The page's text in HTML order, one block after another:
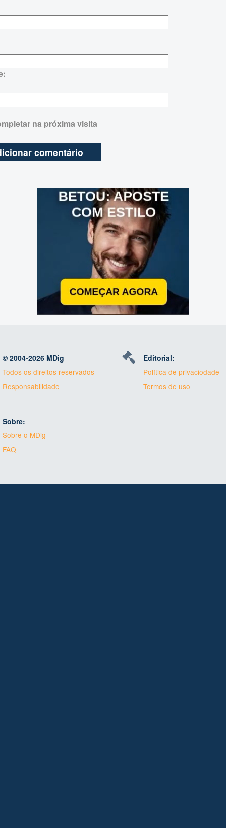
na próxima visita
© 2004-2026 MDig
Todos os direitos reservados
Responsabilidade
Editorial:
Política de privaciodade
Termos de uso
Sobre:
Sobre o MDig
FAQ